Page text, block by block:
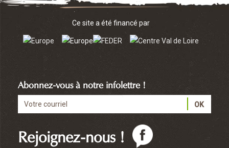
Rejoignez-nous !
Abonnez-vous à notre infolettre !
Ce site a été financé par